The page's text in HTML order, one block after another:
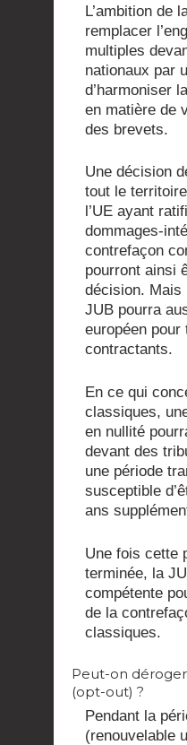
L’ambition de
remplacer
multiples
nationaux par
d’harmoniser
en matière de
des brevets.
Une décision
tout le
l’UE ayant
dommages-
contrefaçon
pourront ainsi
décision. Mais
JUB pourra
européen
contractants.
En ce qui
classiques,
en nullité
devant des
une période
susceptible
ans
Une fois cette
terminée, la
compétente
de la
classiques.
Peut-on
(opt-out) ?
Pendant la
(renouvelable